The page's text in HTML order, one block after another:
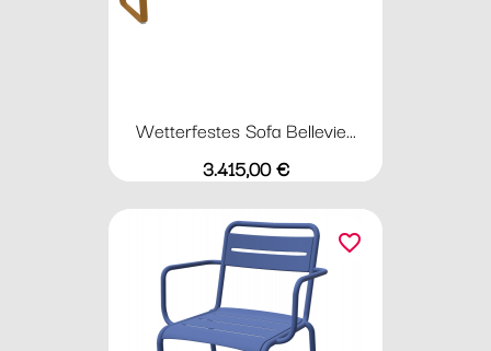
Wetterfestes Sofa Bellevie...
Preis
3.415,00 €
favorite_border